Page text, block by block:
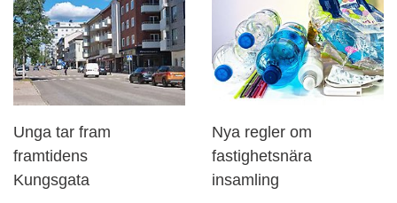
Unga tar fram
framtidens
Kungsgata
Nya regler om
fastighetsnära
insamling